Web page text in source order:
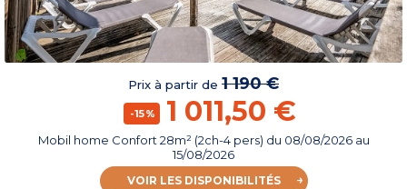
Prix à partir de 1 190 €
-15% 1 011,50 €
Mobil home Confort 28m² (2ch-4 pers) du 08/08/2026au
15/08/2026
VOIR LES DISPONIBILITÉS